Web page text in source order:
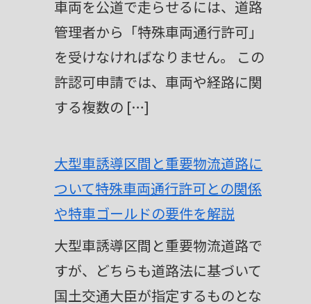
車両を公道で走らせるには、道路
管理者から「特殊車両通行許可」
を受けなければなりません。 この
許認可申請では、車両や経路に関
する複数の […]
大型車誘導区間と重要物流道路に
ついて特殊車両通行許可との関係
や特車ゴールドの要件を解説
大型車誘導区間と重要物流道路で
すが、どちらも道路法に基づいて
国土交通大臣が指定するものとな